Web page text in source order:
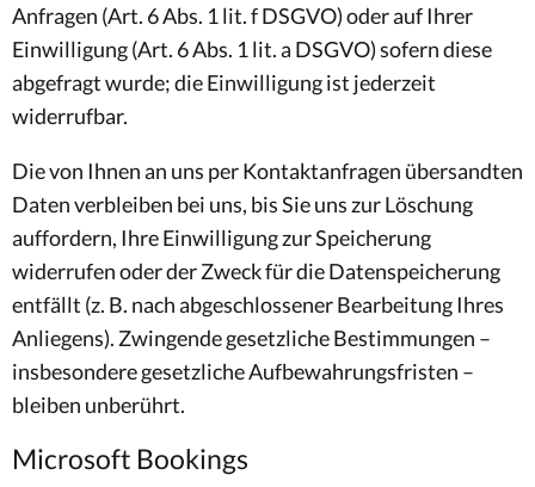
Anfragen (Art. 6 Abs. 1 lit. f DSGVO) oder auf Ihrer
Einwilligung (Art. 6 Abs. 1 lit. a DSGVO) sofern diese
abgefragt wurde; die Einwilligung ist jederzeit
widerrufbar.
Die von Ihnen an uns per Kontaktanfragen übersandten
Daten verbleiben bei uns, bis Sie uns zur Löschung
auffordern, Ihre Einwilligung zur Speicherung
widerrufen oder der Zweck für die Datenspeicherung
entfällt (z. B. nach abgeschlossener Bearbeitung Ihres
Anliegens). Zwingende gesetzliche Bestimmungen –
insbesondere gesetzliche Aufbewahrungsfristen –
bleiben unberührt.
Microsoft Bookings